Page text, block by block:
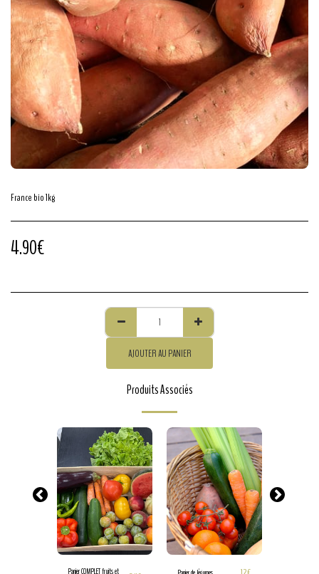
France bio 1kg
4.90€
AJOUTER AU PANIER
Produits Associés
Panier COMPLET fruits et